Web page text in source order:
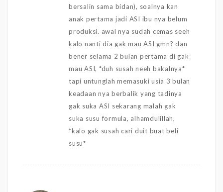
bersalin sama bidan), soalnya kan
anak pertama jadi ASI ibu nya belum
produksi. awal nya sudah cemas seeh
kalo nanti dia gak mau ASI gmn? dan
bener selama 2 bulan pertama di gak
mau ASI, *duh susah neeh bakalnya*
tapi untunglah memasuki usia 3 bulan
keadaan nya berbalik yang tadinya
gak suka ASI sekarang malah gak
suka susu formula, alhamdulillah,
*kalo gak susah cari duit buat beli
susu*